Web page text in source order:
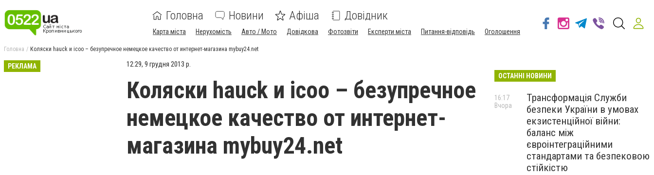
Головна Новини Афіша Довідник
Карта міста Нерухомість Авто / Мото Довідкова Фотозвіти Експерти міста Питання-відповідь Оголошення
Головна Коляски hauck и icoo – безупречное немецкое качество от интернет-магазина mybuy24.net
РЕКЛАМА 12:29, 9 грудня 2013 р.
Коляски hauck и icoo – безупречное
немецкое качество от интернет-
магазина mybuy24.net
ОСТАННІ НОВИНИ
Трансформація Служби
безпеки України в умовах
екзистенційної війни:
баланс між
євроінтеграційними
стандартами та безпековою
стійкістю
16:17
Вчора